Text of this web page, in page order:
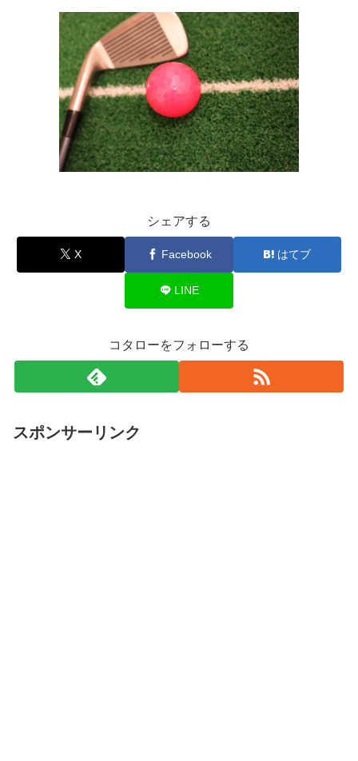
シェアする
X Facebook はてブ
LINE
コタローをフォローする
スポンサーリンク